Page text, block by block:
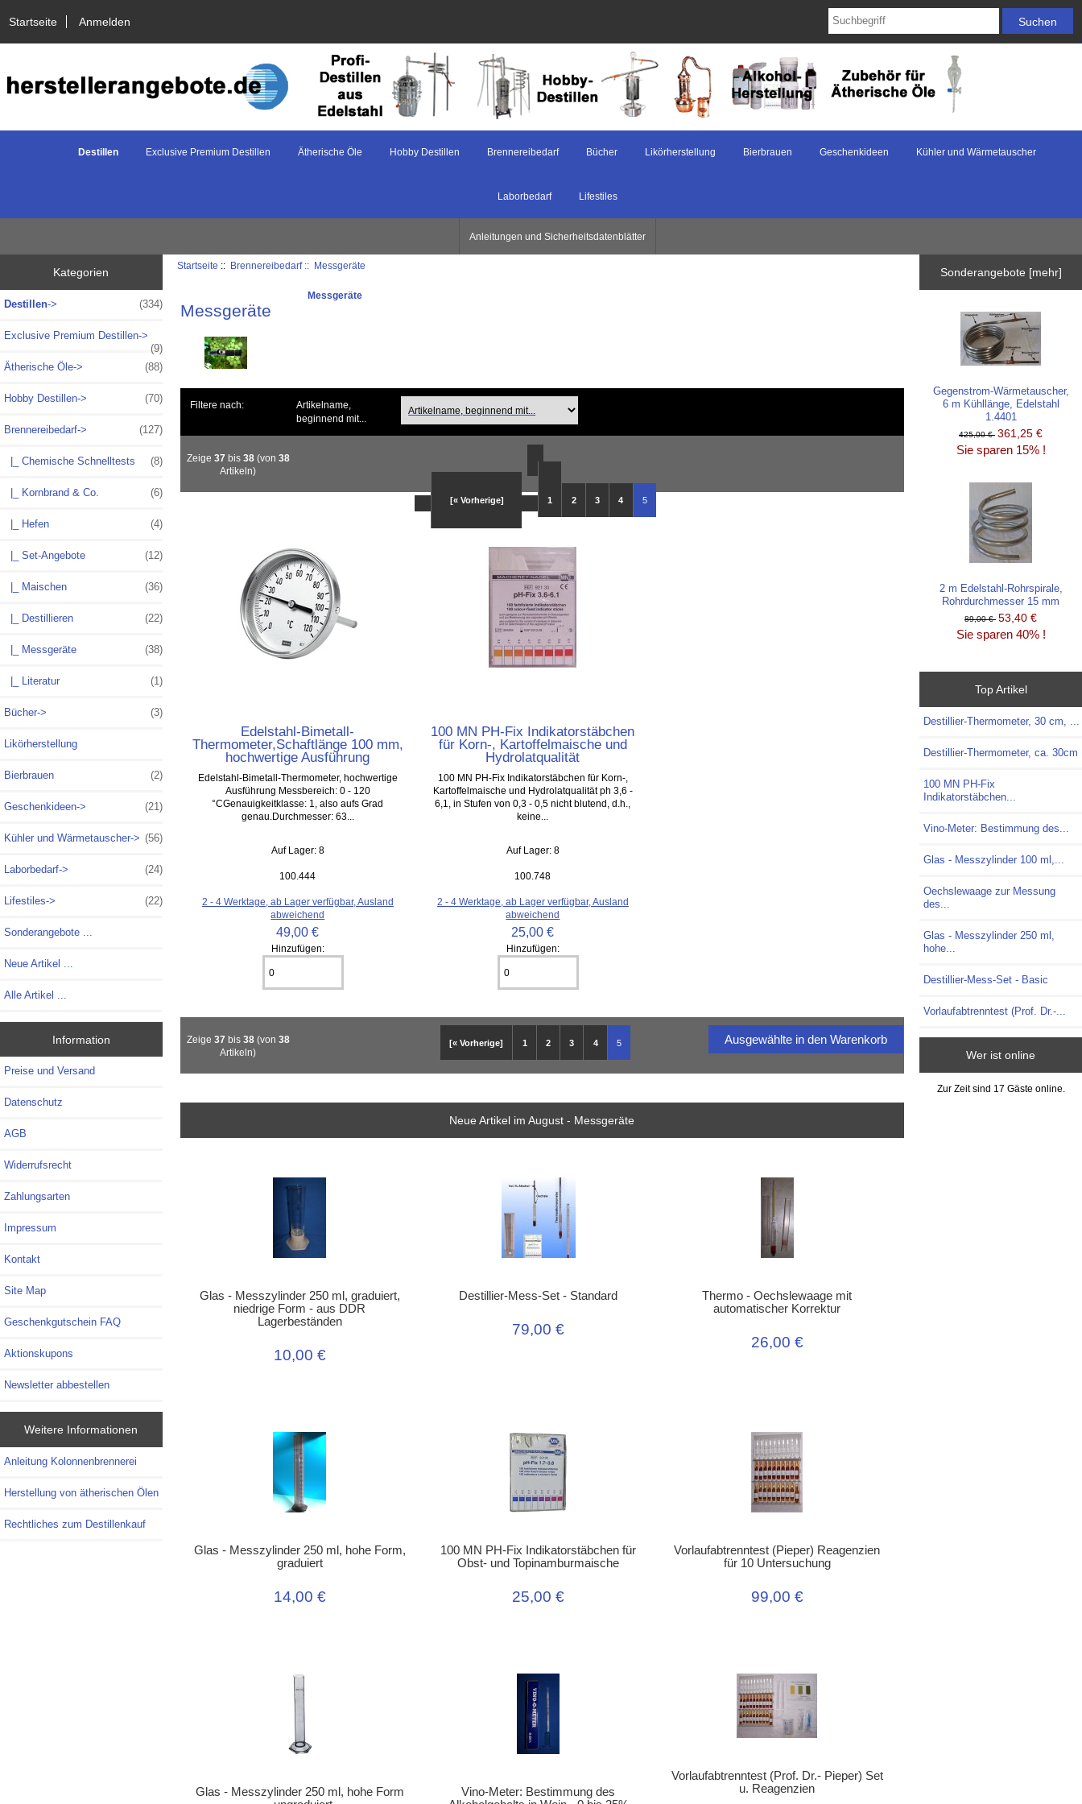
Startseite Anmelden
Destillen Exclusive Premium Destillen Ätherische Öle Hobby Destillen Brennereibedarf Bücher Likörherstellung Bierbrauen Geschenkideen Kühler und Wärmetauscher
Laborbedarf Lifestiles
Anleitungen und Sicherheitsdatenblätter
Kategorien
Destillen-> (334)
Exclusive Premium Destillen->
(9)
Ätherische Öle->
(88)
Hobby Destillen-> (70)
Brennereibedarf-> (127)
|_ Chemische Schnelltests (8)
|_ Kornbrand & Co. (6)
|_ Hefen (4)
|_ Set-Angebote (12)
|_ Maischen (36)
|_ Destillieren (22)
|_ Messgeräte (38)
|_ Literatur (1)
Bücher-> (3)
Likörherstellung
Bierbrauen (2)
Geschenkideen-> (21)
Kühler und Wärmetauscher-> (56)
Laborbedarf-> (24)
Lifestiles-> (22)
Sonderangebote ...
Neue Artikel ...
Alle Artikel ...
Information
Preise und Versand
Datenschutz
AGB
Widerrufsrecht
Zahlungsarten
Impressum
Kontakt
Site Map
Geschenkgutschein FAQ
Aktionskupons
Newsletter abbestellen
Weitere Informationen
Anleitung Kolonnenbrennerei
Herstellung von ätherischen Ölen
Rechtliches zum Destillenkauf
Startseite :: Brennereibedarf :: Messgeräte
Messgeräte
Messgeräte
Filtere nach:
Artikelname,
beginnend mit...
[« Vorherige] 1 2 3 4 5
Zeige 37 bis 38(von 38
Artikeln)
Edelstahl-Bimetall-
Thermometer,Schaftlänge 100 mm,
hochwertige Ausführung
Edelstahl-Bimetall-Thermometer, hochwertige
Ausführung Messbereich: 0 - 120
°CGenauigkeitklasse: 1, also aufs Grad
genau.Durchmesser: 63...
Auf Lager: 8
100.444
2 - 4 Werktage, ab Lager verfügbar, Ausland
abweichend
49,00 €
Hinzufügen:
100 MN PH-Fix Indikatorstäbchen
für Korn-, Kartoffelmaische und
Hydrolatqualität
100 MN PH-Fix Indikatorstäbchen für Korn-,
Kartoffelmaische und Hydrolatqualität ph 3,6 -
6,1, in Stufen von 0,3 - 0,5 nicht blutend, d.h.,
keine...
Auf Lager: 8
100.748
2 - 4 Werktage, ab Lager verfügbar, Ausland
abweichend
25,00 €
Hinzufügen:
[« Vorherige] 1 2 3 4 5
Zeige 37 bis 38(von 38
Artikeln)
Neue Artikel im August - Messgeräte
Glas - Messzylinder 250 ml, graduiert,
niedrige Form - aus DDR
Lagerbeständen
10,00 €
Destillier-Mess-Set - Standard
79,00 €
Thermo - Oechslewaage mit
automatischer Korrektur
26,00 €
Glas - Messzylinder 250 ml, hohe Form,
graduiert
14,00 €
100 MN PH-Fix Indikatorstäbchen für
Obst- und Topinamburmaische
25,00 €
Vorlaufabtrenntest (Pieper) Reagenzien
für 10 Untersuchung
99,00 €
Glas - Messzylinder 250 ml, hohe Form
Vino-Meter: Bestimmung des
Vorlaufabtrenntest (Prof. Dr.- Pieper) Set
u. Reagenzien
Sonderangebote [mehr]
Gegenstrom-Wärmetauscher,
6 m Kühllänge, Edelstahl
1.4401
425,00 € 361,25 €
Sie sparen 15% !
2 m Edelstahl-Rohrspirale,
Rohrdurchmesser 15 mm
89,00 € 53,40 €
Sie sparen 40% !
Top Artikel
Destillier-Thermometer, 30 cm, ...
Destillier-Thermometer, ca. 30cm
100 MN PH-Fix
Indikatorstäbchen...
Vino-Meter: Bestimmung des...
Glas - Messzylinder 100 ml,...
Oechslewaage zur Messung
des...
Glas - Messzylinder 250 ml,
hohe...
Destillier-Mess-Set - Basic
Vorlaufabtrenntest (Prof. Dr.-...
Wer ist online
Zur Zeit sind 17 Gäste online.